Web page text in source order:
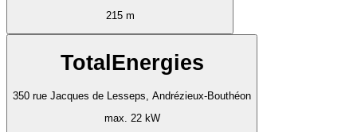
215 m
TotalEnergies
350 rue Jacques de Lesseps, Andrézieux-Bouthéon
max. 22 kW